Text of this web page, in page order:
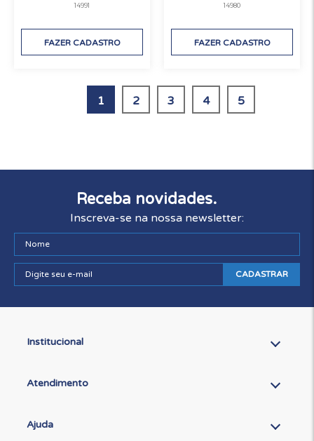
14991
FAZER CADASTRO
14980
FAZER CADASTRO
1 2 3 4 5
Receba novidades.
Inscreva-se na nossa newsletter:
CADASTRAR
Institucional
Atendimento
Ajuda